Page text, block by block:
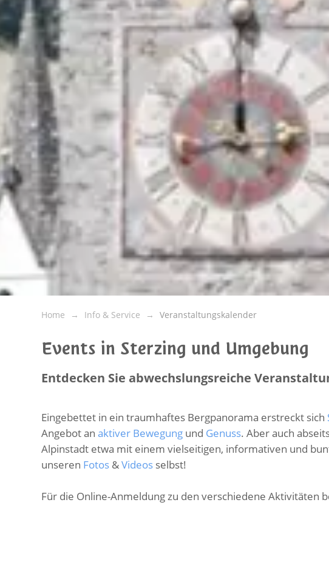
Home Info & Service Veranstaltungskalender
Events in Sterzing und Umgebung
Entdecken Sie abwechslungsreiche
Eingebettet in ein traumhaftes Bergpanorama erstreckt sich
Angebot an aktiver Bewegung und Genuss. Aber auch
Alpinstadt etwa mit einem vielseitigen, informativen und
unseren Fotos &Videos selbst!
Für die Online-Anmeldung zu den verschiedene Aktivitäten